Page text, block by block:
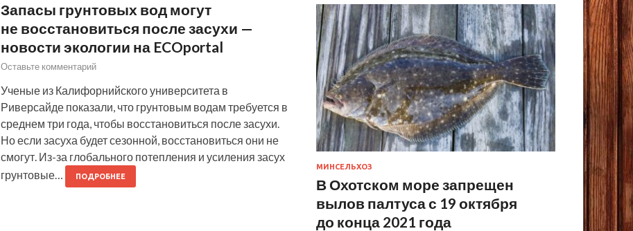
Запасы грунтовых вод могут
не восстановиться после засухи —
новости экологии на ECOportal
Оставьте комментарий
Ученые из Калифорнийского университета в
Риверсайде показали, что грунтовым водам требуется в
среднем три года, чтобы восстановиться после засухи.
Но если засуха будет сезонной, восстановиться они не
смогут. Из-за глобального потепления и усиления засух
грунтовые…
ПОДРОБНЕЕ
МИНСЕЛЬХОЗ
В Охотском море запрещен
вылов палтуса с 19 октября
до конца 2021 года